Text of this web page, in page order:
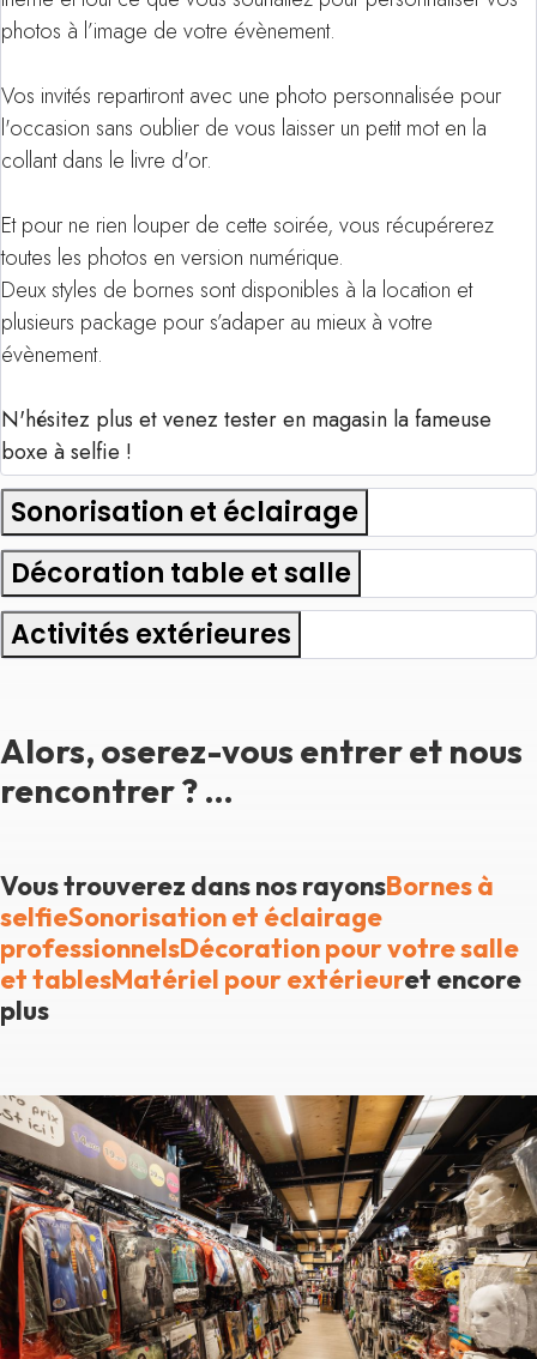
photos à l’image de votre évènement.
Vos invités repartiront avec une photo personnalisée pour
l'occasion sans oublier de vous laisser un petit mot en la
collant dans le livre d'or.
Et pour ne rien louper de cette soirée, vous récupérerez
toutes les photos en version numérique.
Deux styles de bornes sont disponibles à la location et
plusieurs package pour s’adaper au mieux à votre
évènement.
N'hésitez plus et venez tester en magasin la fameuse
boxe à selfie !
Sonorisation et éclairage
Décoration table et salle
Activités extérieures
Alors, oserez-vous entrer et nous
rencontrer ? …
Vous trouverez dans nos rayonsBornes à
selfieSonorisation et éclairage
professionnelsDécoration pour votre salle
et tablesMatériel pour extérieuret encore
plus